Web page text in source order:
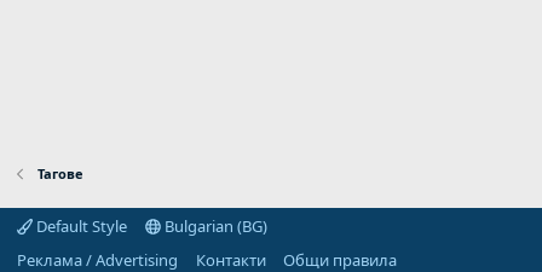
Тагове
Default Style
Bulgarian (BG)
Реклама / Advertising
Контакти
Общи правила